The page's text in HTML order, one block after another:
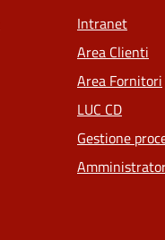
Intranet
Area Clienti
Area Fornitori
LUC CD
Gestione